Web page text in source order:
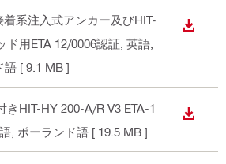
着系注入式アンカー及びHIT-
ド用ETA 12/0006認証 , 英語,
語 [ 9.1 MB ]
ダウン
きHIT-HY 200-A/R V3 ETA-1
, ポーランド語 [ 19.5 MB ]
ダウン